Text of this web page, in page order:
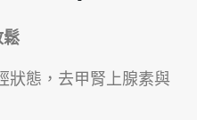
鬆
狀態，去甲腎上腺素與